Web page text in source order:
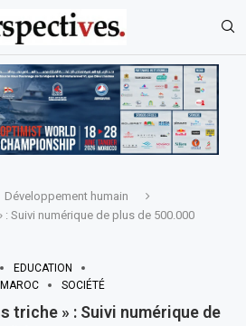
Développement humain
: Suivi numérique de plus de 500.000
EDUCATION
MAROC SOCIÉTÉ
triche » : Suivi numérique de